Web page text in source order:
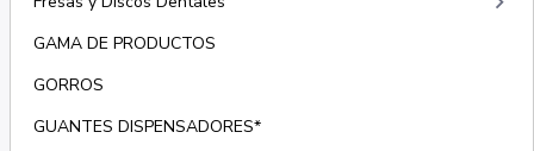
GAMA DE PRODUCTOS
GORROS
GUANTES DISPENSADORES*